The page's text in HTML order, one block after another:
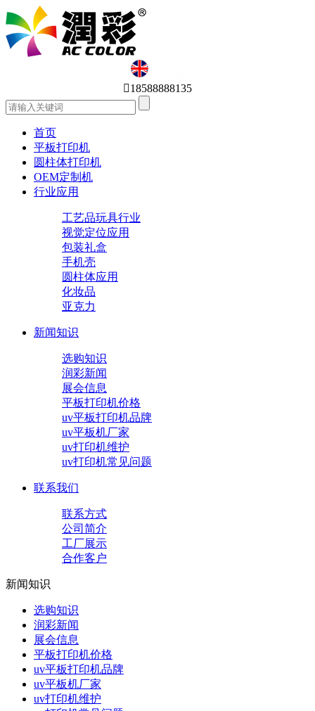
English
18588888135
首页
平板打印机
圆柱体打印机
OEM定制机
行业应用
工艺品玩具行业
视觉定位应用
包装礼盒
手机壳
圆柱体应用
化妆品
亚克力
新闻知识
选购知识
润彩新闻
展会信息
平板打印机价格
uv平板打印机品牌
uv平板机厂家
uv打印机维护
uv打印机常见问题
联系我们
联系方式
公司简介
工厂展示
合作客户
新闻知识
选购知识
润彩新闻
展会信息
平板打印机价格
uv平板打印机品牌
uv平板机厂家
uv打印机维护